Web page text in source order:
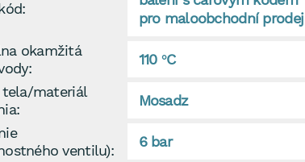
pro maloobchodní prodej
okamžitá
110 °C
tela/materiál
Mosadz
ventilu):
6 bar